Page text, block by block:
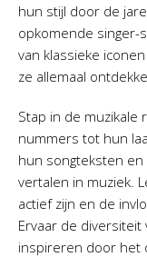
hun stijl door de
opkomende singer-
van klassieke
ze allemaal
Stap in de muzikale
nummers tot hun
hun songteksten
vertalen in muziek.
actief zijn en de
Ervaar de diversiteit
inspireren door het